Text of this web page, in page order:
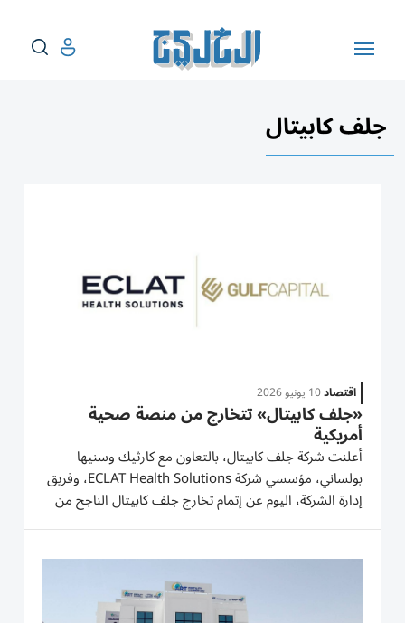
جلف كابيتال
اقتصاد10 يونيو 2026
«جلف كابيتال» تتخارج من منصة صحية
أمريكية
أعلنت شركة جلف كابيتال، بالتعاون مع كارثيك وسنيها
بولساني، مؤسسي شركة ECLAT Health Solutions، وفريق
إدارة الشركة، اليوم عن إتمام تخارج جلف كابيتال الناجح من
ECLAT عبر صفقة استحواذ إداري. تعيد الصفقة الملكية
تعكس إنجازاً ناجحاً لجميع...